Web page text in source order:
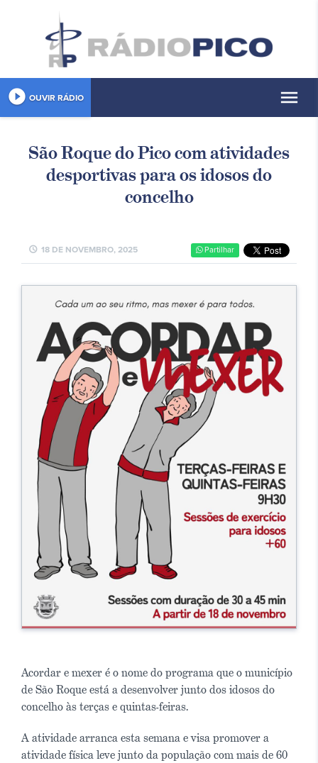
play_circle_filled OUVIR RÁDIO menu
São Roque do Pico com atividades
desportivas para os idosos do
concelho
schedule 18 DE NOVEMBRO, 2025 Partilhar
Acordar e mexer é o nome do programa que o município
de São Roque está a desenvolver junto dos idosos do
concelho às terças e quintas-feiras.
A atividade arranca esta semana e visa promover a
atividade física leve junto da população com mais de 60